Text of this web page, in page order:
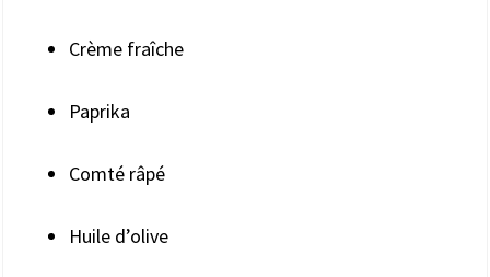
Crème fraîche
Paprika
Comté râpé
Huile d’olive